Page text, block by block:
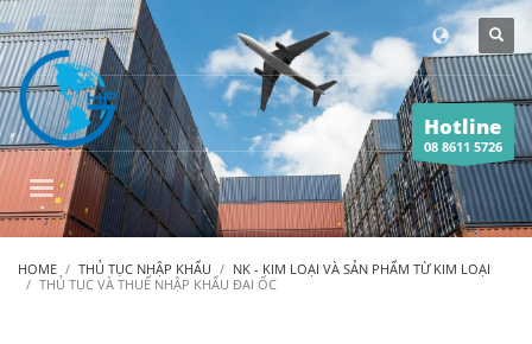
Hotline
08 8611 5726
HOME THỦ TỤC NHẬP KHẨU
NK - KIM LOẠI VÀ SẢN PHẨM TỪ KIM LOẠI
THỦ TỤC VÀ THUẾ NHẬP KHẨU ĐAI ỐC